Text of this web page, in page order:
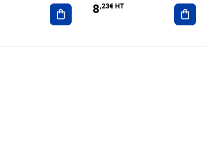
Ajouter au panier
8,23€ HT Ajouter